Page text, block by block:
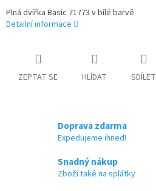
Plná dvířka Basic 71773 v bílé barvě
Detailní informace
ZEPTAT SE HLÍDAT SDÍLET
Doprava zdarma
Expedujeme ihned!
Snadný nákup
Zboží také na splátky